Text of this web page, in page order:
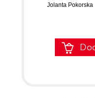
Jolanta Pokorska